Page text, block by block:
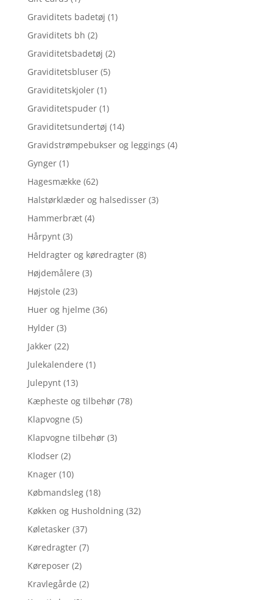
Graviditets badetøj (1)
Graviditets bh (2)
Graviditetsbadetøj (2)
Graviditetsbluser (5)
Graviditetskjoler (1)
Graviditetspuder (1)
Graviditetsundertøj (14)
Gravidstrømpebukser og leggings (4)
Gynger (1)
Hagesmække (62)
Halstørklæder og halsedisser (3)
Hammerbræt (4)
Hårpynt (3)
Heldragter og køredragter (8)
Højdemålere (3)
Højstole (23)
Huer og hjelme (36)
Hylder (3)
Jakker (22)
Julekalendere (1)
Julepynt (13)
Kæpheste og tilbehør (78)
Klapvogne (5)
Klapvogne tilbehør (3)
Klodser (2)
Knager (10)
Købmandsleg (18)
Køkken og Husholdning (32)
Køletasker (37)
Køredragter (7)
Køreposer (2)
Kravlegårde (2)